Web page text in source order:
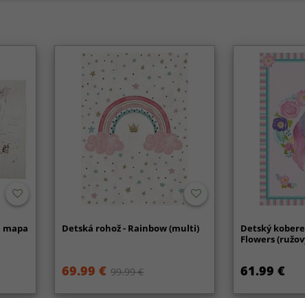
mapa
Detská rohož - Rainbow (multi)
69.99 € 99.99 €
Detský
Flowers
61.99 €